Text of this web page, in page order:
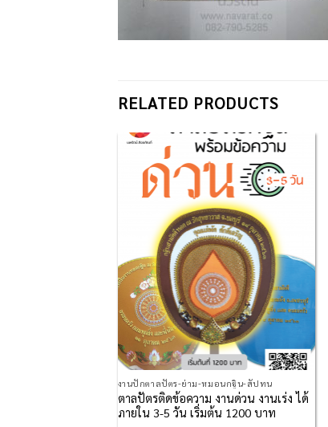
RELATED PRODUCTS
Add to
Wishlist
งานปักตาลปัตร-ย่าม-หมอนกฐิน-สัปทน
ตาลปัตรติดข้อความ งานด่วน งานเร่ง ได้
ภายใน 3-5 วัน เริ่มต้น 1200 บาท